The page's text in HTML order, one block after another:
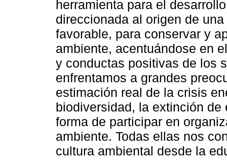
herramienta para el
direccionada al origen de
favorable, para conservar y
ambiente, acentuándose en
y conductas positivas de los
enfrentamos a grandes
estimación real de la crisis
biodiversidad, la extinción
forma de participar en
ambiente. Todas ellas nos
cultura ambiental desde la